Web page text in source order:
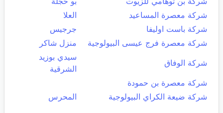
شركة معصرة المساعيد
العلا
شركة باست اوليفا
جرجيس
شركة معصرة فرج عيسى البيولوجية
منزل شاكر
شركة الوفاق
سيدي بوزيد
الشرقية
شركة معصرة بن حمودة
شركة ضيعة الكراي البيولوجية
المحرس